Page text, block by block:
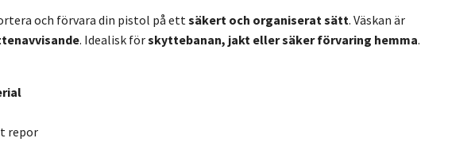
och förvara din pistol på ett säkert och organiserat sätt. Väskan är
. Idealisk förskyttebanan, jakt eller säker förvaring hemma.
repor